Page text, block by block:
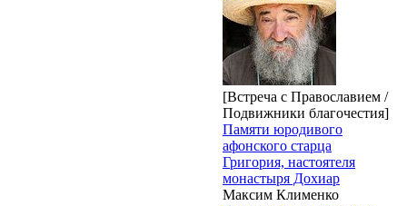
[Встреча с Православием /
Подвижники благочестия]
Памяти юродивого
афонского старца
Григория, настоятеля
монастыря Дохиар
Максим Клименко